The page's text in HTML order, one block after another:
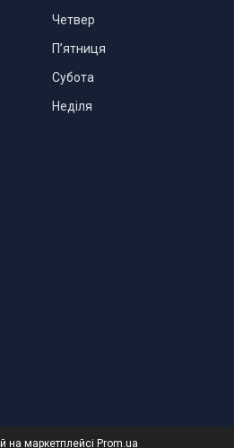
Четвер
Пʼятниця
Субота
Неділя
на маркетплейсі Prom.ua